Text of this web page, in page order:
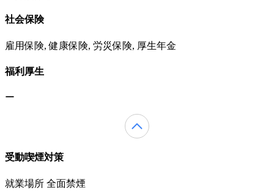
社会保険
雇用保険, 健康保険, 労災保険, 厚生年金
福利厚生
ー
受動喫煙対策
就業場所 全面禁煙